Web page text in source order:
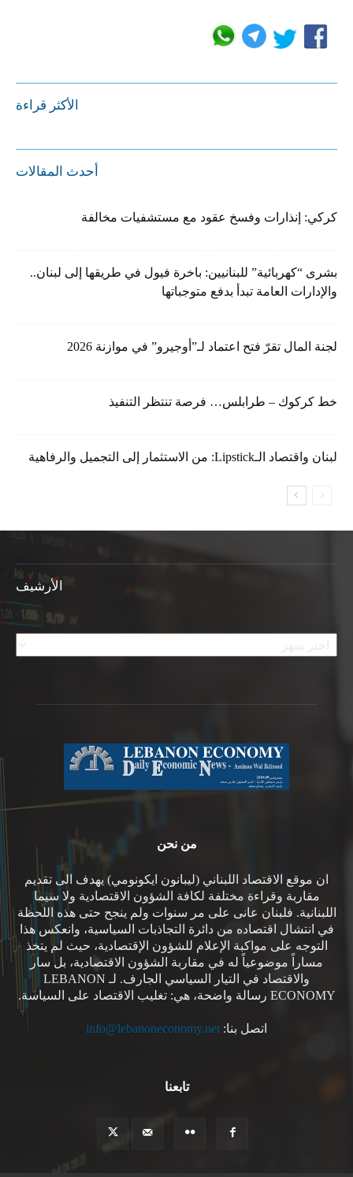
الأكثر قراءة
أحدث المقالات
كركي: إنذارات وفسخ عقود مع مستشفيات مخالفة
بشرى “كهربائية” للبنانيين: باخرة فيول في طريقها إلى لبنان..
والإدارات العامة تبدأ بدفع متوجباتها
لجنة المال تقرّ فتح اعتماد لـ”أوجيرو” في موازنة 2026
خط كركوك – طرابلس… فرصة تنتظر التنفيذ
لبنان واقتصاد الـLipstick: من الاستثمار إلى التجميل والرفاهية
الأرشيف
الأرشيف
من نحن
ان موقع الاقتصاد اللبناني (ليبانون ايكونومي) يهدف الى تقديم
مقاربة وقراءة مختلفة لكافة الشؤون الاقتصادية ولا سيما
اللبنانية. فلبنان عانى على مر سنوات ولم ينجح حتى هذه اللحظة
في انتشال اقتصاده من دائرة التجاذبات السياسية، وانعكس هذا
التوجه على مواكبة الإعلام للشؤون الإقتصادية، حيث لم يتخذ
مساراً موضوعياً له في مقاربة الشؤون الاقتصادية، بل سار
والاقتصاد في التيار السياسي الجارف. لـ LEBANON
ECONOMY رسالة واضحة، هي: تغليب الاقتصاد على السياسة.
اتصل بنا: info@lebanoneconomy.net
تابعنا